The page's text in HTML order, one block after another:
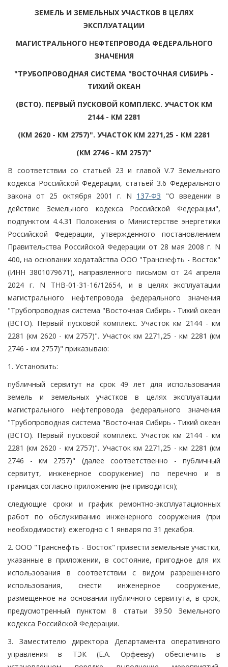
ЗЕМЕЛЬ И ЗЕМЕЛЬНЫХ УЧАСТКОВ В ЦЕЛЯХ
ЭКСПЛУАТАЦИИ
МАГИСТРАЛЬНОГО НЕФТЕПРОВОДА ФЕДЕРАЛЬНОГО
ЗНАЧЕНИЯ
"ТРУБОПРОВОДНАЯ СИСТЕМА "ВОСТОЧНАЯ СИБИРЬ -
ТИХИЙ ОКЕАН
(ВСТО). ПЕРВЫЙ ПУСКОВОЙ КОМПЛЕКС. УЧАСТОК КМ
2144 - КМ 2281
(КМ 2620 - КМ 2757)". УЧАСТОК КМ 2271,25 - КМ 2281
(КМ 2746 - КМ 2757)"
В соответствии со статьей 23 и главой V.7 Земельного
кодекса Российской Федерации, статьей 3.6 Федерального
закона от 25 октября 2001 г. N 137-ФЗ "О введении в
действие Земельного кодекса Российской Федерации",
подпунктом 4.4.31 Положения о Министерстве энергетики
Российской Федерации, утвержденного постановлением
Правительства Российской Федерации от 28 мая 2008 г. N
400, на основании ходатайства ООО "Транснефть - Восток"
(ИНН 3801079671), направленного письмом от 24 апреля
2024 г. N ТНВ-01-31-16/12654, и в целях эксплуатации
магистрального нефтепровода федерального значения
"Трубопроводная система "Восточная Сибирь - Тихий океан
(ВСТО). Первый пусковой комплекс. Участок км 2144 - км
2281 (км 2620 - км 2757)". Участок км 2271,25 - км 2281 (км
2746 - км 2757)" приказываю:
1. Установить:
публичный сервитут на срок 49 лет для использования
земель и земельных участков в целях эксплуатации
магистрального нефтепровода федерального значения
"Трубопроводная система "Восточная Сибирь - Тихий океан
(ВСТО). Первый пусковой комплекс. Участок км 2144 - км
2281 (км 2620 - км 2757)". Участок км 2271,25 - км 2281 (км
2746 - км 2757)" (далее соответственно - публичный
сервитут, инженерное сооружение) по перечню и в
границах согласно приложению (не приводится);
следующие сроки и график ремонтно-эксплуатационных
работ по обслуживанию инженерного сооружения (при
необходимости): ежегодно с 1 января по 31 декабря.
2. ООО "Транснефть - Восток" привести земельные участки,
указанные в приложении, в состояние, пригодное для их
использования в соответствии с видом разрешенного
использования, снести инженерное сооружение,
размещенное на основании публичного сервитута, в срок,
предусмотренный пунктом 8 статьи 39.50 Земельного
кодекса Российской Федерации.
3. Заместителю директора Департамента оперативного
управления в ТЭК (Е.А. Орфееву) обеспечить в